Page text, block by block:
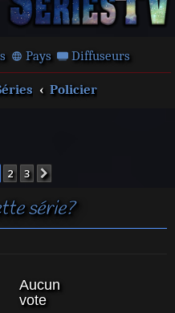
Pays Diffuseurs
Policier
2 3
série?
Aucun
vote